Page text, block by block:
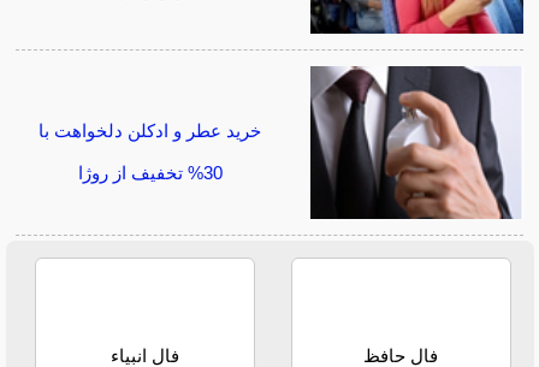
خرید عطر و ادکلن دلخواهت با
30% تخفیف از روژا
فال حافظ فال انبیاء